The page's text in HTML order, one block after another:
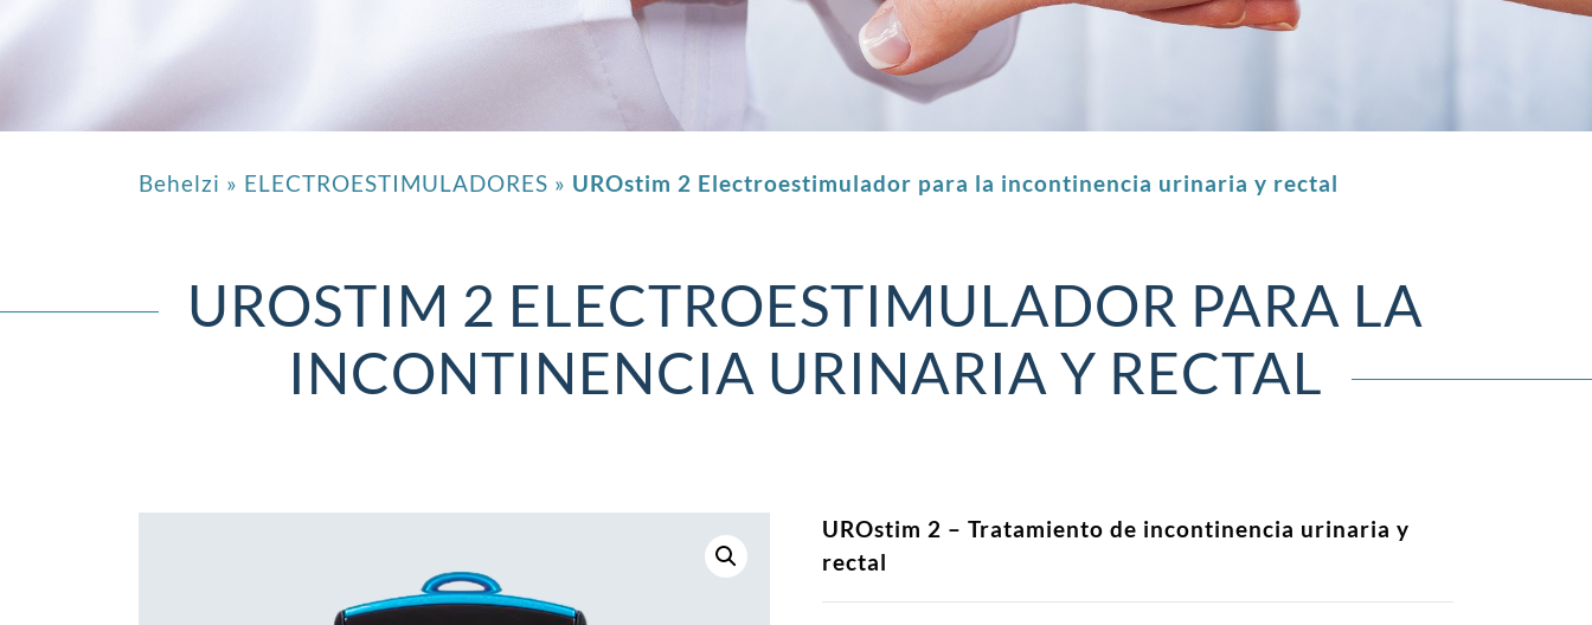
Behelzi » ELECTROESTIMULADORES » UROstim 2 Electroestimulador para la incontinencia urinaria y rectal
UROSTIM 2 ELECTROESTIMULADOR PARA LA
INCONTINENCIA URINARIA Y RECTAL
UROstim 2 – Tratamiento de incontinencia urinaria y
rectal